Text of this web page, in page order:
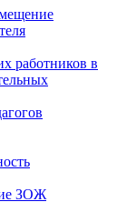
работников в
ЗОЖ